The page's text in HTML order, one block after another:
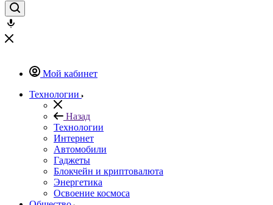
Мой кабинет
Технологии
Назад
Технологии
Интернет
Автомобили
Гаджеты
Блокчейн и криптовалюта
Энергетика
Освоение космоса